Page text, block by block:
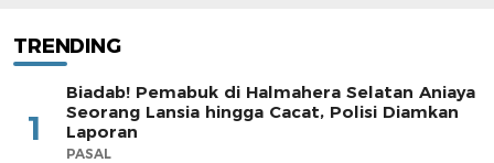
TRENDING
1
Biadab! Pemabuk di Halmahera Selatan Aniaya
Seorang Lansia hingga Cacat, Polisi Diamkan
Laporan
PASAL